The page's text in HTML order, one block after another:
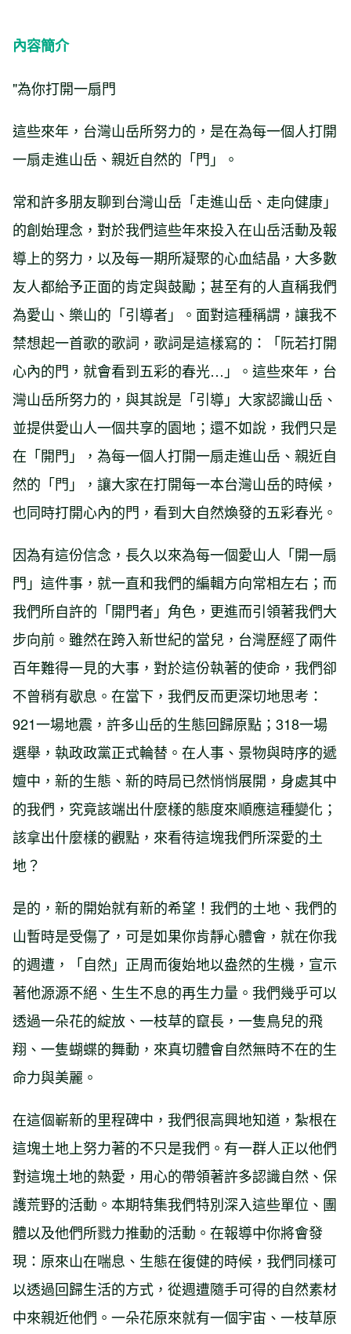
內容簡介
"為你打開一扇門
這些來年，台灣山岳所努力的，是在為每一個人打開
一扇走進山岳、親近自然的「門」。
常和許多朋友聊到台灣山岳「走進山岳、走向健康」
的創始理念，對於我們這些年來投入在山岳活動及報
導上的努力，以及每一期所凝聚的心血結晶，大多數
友人都給予正面的肯定與鼓勵；甚至有的人直稱我們
為愛山、樂山的「引導者」。面對這種稱謂，讓我不
禁想起一首歌的歌詞，歌詞是這樣寫的：「阮若打開
心內的門，就會看到五彩的春光…」。這些來年，台
灣山岳所努力的，與其說是「引導」大家認識山岳、
並提供愛山人一個共享的園地；還不如說，我們只是
在「開門」，為每一個人打開一扇走進山岳、親近自
然的「門」，讓大家在打開每一本台灣山岳的時候，
也同時打開心內的門，看到大自然煥發的五彩春光。
因為有這份信念，長久以來為每一個愛山人「開一扇
門」這件事，就一直和我們的編輯方向常相左右；而
我們所自許的「開門者」角色，更進而引領著我們大
步向前。雖然在跨入新世紀的當兒，台灣歷經了兩件
百年難得一見的大事，對於這份執著的使命，我們卻
不曾稍有歇息。在當下，我們反而更深切地思考：
921一場地震，許多山岳的生態回歸原點；318一場
選舉，執政政黨正式輪替。在人事、景物與時序的遞
嬗中，新的生態、新的時局已然悄悄展開，身處其中
的我們，究竟該端出什麼樣的態度來順應這種變化；
該拿出什麼樣的觀點，來看待這塊我們所深愛的土
地？
是的，新的開始就有新的希望！我們的土地、我們的
山暫時是受傷了，可是如果你肯靜心體會，就在你我
的週遭，「自然」正周而復始地以盎然的生機，宣示
著他源源不絕、生生不息的再生力量。我們幾乎可以
透過一朵花的綻放、一枝草的竄長，一隻鳥兒的飛
翔、一隻蝴蝶的舞動，來真切體會自然無時不在的生
命力與美麗。
在這個嶄新的里程碑中，我們很高興地知道，紮根在
這塊土地上努力著的不只是我們。有一群人正以他們
對這塊土地的熱愛，用心的帶領著許多認識自然、保
護荒野的活動。本期特集我們特別深入這些單位、團
體以及他們所戮力推動的活動。在報導中你將會發
現：原來山在喘息、生態在復健的時候，我們同樣可
以透過回歸生活的方式，從週遭隨手可得的自然素材
中來親近他們。一朵花原來就有一個宇宙、一枝草原